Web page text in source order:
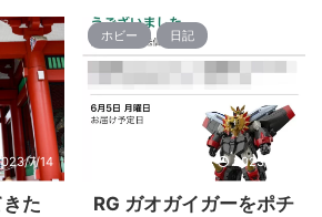
しに
しま
くら
でいけばいいんだけどさ。 季
節の変わり目でもあるし、ち
ょっと注意しとかないと ...
、正
るの
。 と
ブル
とい
ぁな
。 結
ポロ
なら
た。 PCの感想なんかはメイン
サイトの方で書いておりま
url="https://mossariweb.net/
2023/08/20282/"] で、粗方
の物はMacBook Pro用に買っ
ていたので使いまわしが出来
るんですが、グラボ搭載型は
初めてだったのもあって、ス
7/14
た
ホビー 日記
2023/5/10
RG ガオガイガーをポチ